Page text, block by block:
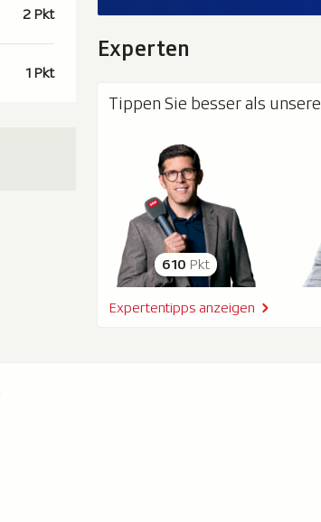
2 Pkt
1 Pkt
Experten
610 Pkt
Tippen Sie besser als
Expertentipps anzeigen